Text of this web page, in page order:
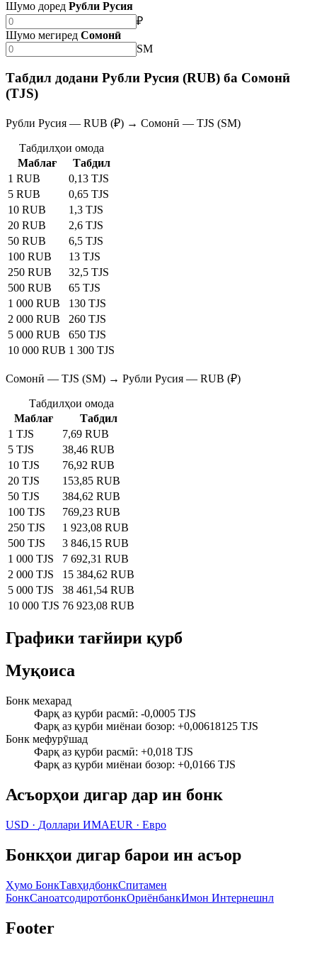
Шумо доред Рубли Русия
₽
Шумо мегиред Сомонӣ
SM
Табдил додани Рубли Русия (RUB) ба Сомонӣ
(TJS)
Рубли Русия — RUB (₽) → Сомонӣ — TJS (SM)
Табдилҳои омода
Маблағ
Табдил
1 RUB
0,13 TJS
5 RUB
0,65 TJS
10 RUB
1,3 TJS
20 RUB
2,6 TJS
50 RUB
6,5 TJS
100 RUB
13 TJS
250 RUB
32,5 TJS
500 RUB
65 TJS
1 000 RUB
130 TJS
2 000 RUB
260 TJS
5 000 RUB
650 TJS
10 000 RUB 1 300 TJS
Сомонӣ — TJS (SM) → Рубли Русия — RUB (₽)
Табдилҳои омода
Маблағ
Табдил
1 TJS
7,69 RUB
5 TJS
38,46 RUB
10 TJS
76,92 RUB
20 TJS
153,85 RUB
50 TJS
384,62 RUB
100 TJS
769,23 RUB
250 TJS
1 923,08 RUB
500 TJS
3 846,15 RUB
1 000 TJS
7 692,31 RUB
2 000 TJS
15 384,62 RUB
5 000 TJS
38 461,54 RUB
10 000 TJS 76 923,08 RUB
Графики тағйири қурб
Муқоиса
Бонк мехарад
Фарқ аз қурби расмӣ: -0,0005 TJS
Фарқ аз қурби миёнаи бозор: +0,00618125 TJS
Бонк мефурӯшад
Фарқ аз қурби расмӣ: +0,018 TJS
Фарқ аз қурби миёнаи бозор: +0,0166 TJS
Асъорҳои дигар дар ин бонк
USD · Доллари ИМАEUR · Евро
Бонкҳои дигар барои ин асъор
Ҳумо БонкТавҳидбонкСпитамен
БонкСаноатсодиротбонкОриёнбанкИмон Интернешнл
Footer